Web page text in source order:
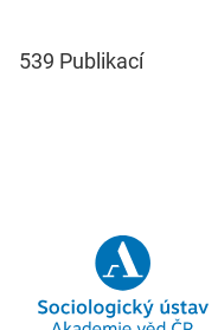
539 Publikací